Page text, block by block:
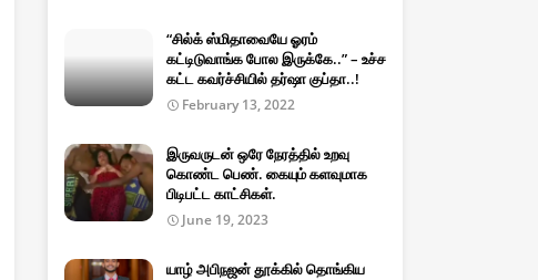
“சில்க் ஸ்மிதாவையே ஓரம்
கட்டிடுவாங்க போல இருக்கே..” – உச்ச
கட்ட கவர்ச்சியில் தர்ஷா குப்தா..!
February 13, 2022
இருவருடன் ஒரே நேரத்தில் உறவு
கொண்ட பெண். கையும் களவுமாக
பிடிபட்ட காட்சிகள்.
June 19, 2023
யாழ் அபிநஜன் தூக்கில் தொங்கிய